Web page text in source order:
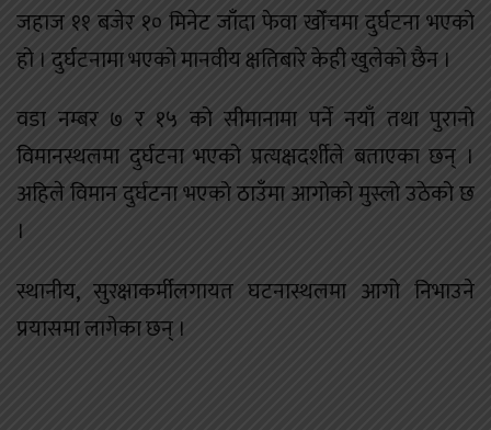
जहाज ११ बजेर १० मिनेट जाँदा फेवा खोँचमा दुर्घटना भएको
हो । दुर्घटनामा भएको मानवीय क्षतिबारे केही खुलेको छैन ।
वडा नम्बर ७ र १५ को सीमानामा पर्ने नयाँ तथा पुरानो
विमानस्थलमा दुर्घटना भएको प्रत्यक्षदर्शीले बताएका छन् ।
अहिले विमान दुर्घटना भएको ठाउँमा आगोको मुस्लो उठेको छ
।
स्थानीय, सुरक्षाकर्मीलगायत घटनास्थलमा आगो निभाउने
प्रयासमा लागेका छन् ।